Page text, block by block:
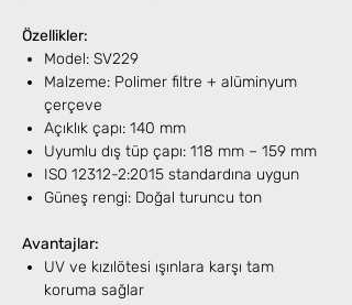
Özellikler:
Model: SV229
Malzeme: Polimer filtre + alüminyum
çerçeve
Açıklık çapı: 140 mm
Uyumlu dış tüp çapı: 118 mm – 159 mm
ISO 12312-2:2015 standardına uygun
Güneş rengi: Doğal turuncu ton
Avantajlar:
UV ve kızılötesi ışınlara karşı tam
koruma sağlar